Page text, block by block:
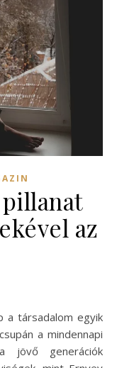
az
a mindennapi
jövő generációk